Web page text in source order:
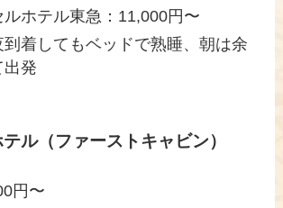
ホテル東急：11,000円〜
着してもベッドで熟睡、朝は余
出発
ル（ファーストキャビン）
円〜